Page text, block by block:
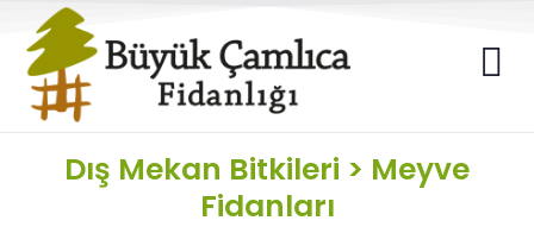
Dış Mekan Bitkileri > Meyve
Fidanları